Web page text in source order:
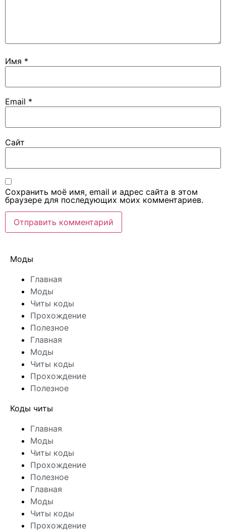
Имя *
Email *
Сайт
Сохранить моё имя, email и адрес сайта в этом
браузере для последующих моих комментариев.
Моды
Главная
Моды
Читы коды
Прохождение
Полезное
Главная
Моды
Читы коды
Прохождение
Полезное
Коды читы
Главная
Моды
Читы коды
Прохождение
Полезное
Главная
Моды
Читы коды
Прохождение